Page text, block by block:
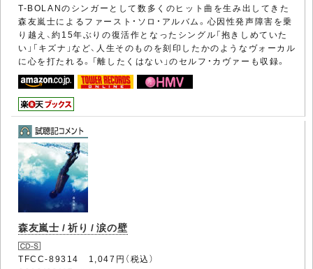
T-BOLANのシンガーとして数多くのヒット曲を生み出してきた
森友嵐士によるファースト・ソロ・アルバム。心因性発声障害を乗
り越え、約15年ぶりの復活作となったシングル「抱きしめていた
い」「キズナ」など、人生そのものを刻印したかのようなヴォーカル
に心を打たれる。「離したくはない」のセルフ・カヴァーも収録。
森友嵐士 / 祈り / 涙の壁
TFCC-89314 1,047円（税込）